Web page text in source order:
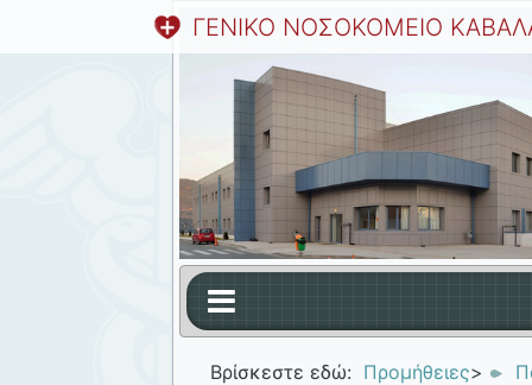
ΓΕΝΙΚΟ ΝΟΣΟΚΟΜΕΙΟ
Βρίσκεστε εδώ: Προμήθειες>